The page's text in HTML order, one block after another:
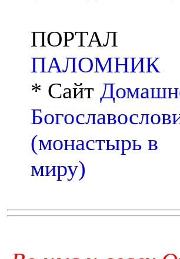
ПОРТАЛ
ПАЛОМНИК
* Сайт
(монастырь в
миру)